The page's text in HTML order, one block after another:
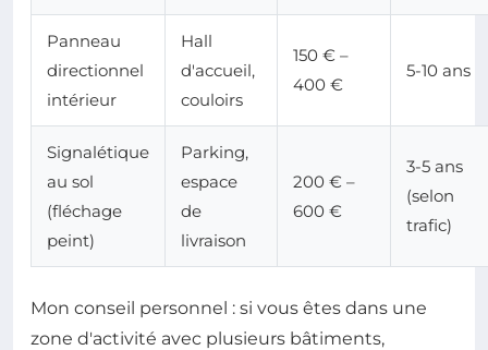
Panneau
directionnel
intérieur
Hall
d'accueil,
couloirs
150 € –
400 €
5-10 ans
Signalétique
au sol
(fléchage
peint)
Parking,
espace
de
livraison
200 € –
600 €
3-5 ans
(selon
trafic)
Mon conseil personnel : si vous êtes dans une
zone d'activité avec plusieurs bâtiments,